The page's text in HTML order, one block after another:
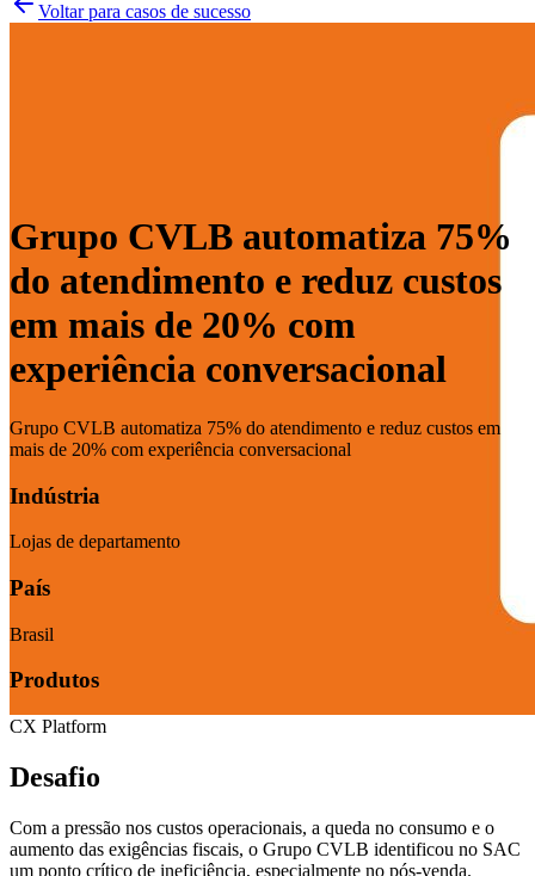
Voltar para casos de sucesso
Grupo CVLB automatiza 75%
do atendimento e reduz custos
em mais de 20% com
experiência conversacional
Grupo CVLB automatiza 75% do atendimento e reduz custos em
mais de 20% com experiência conversacional
Indústria
Lojas de departamento
País
Brasil
Produtos
CX Platform
Desafio
Com a pressão nos custos operacionais, a queda no consumo e o
aumento das exigências fiscais, o Grupo CVLB identificou no SAC
um ponto crítico de ineficiência, especialmente no pós-venda.